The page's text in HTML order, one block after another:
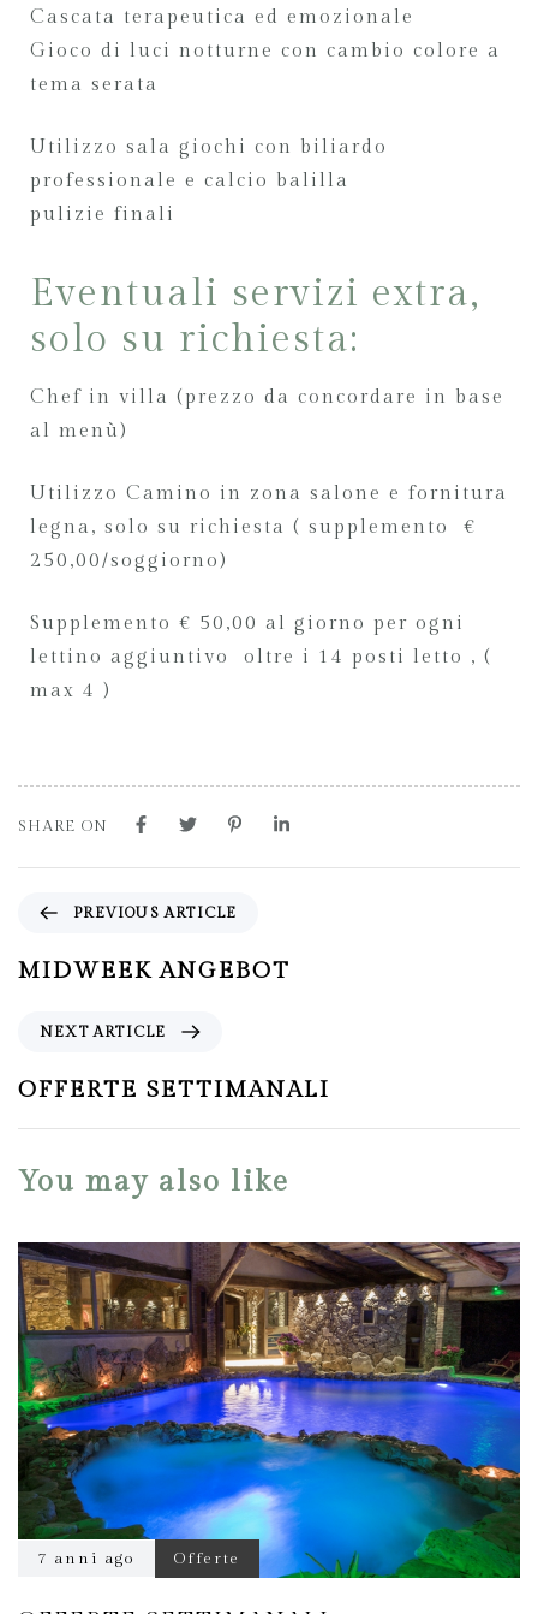
Cascata terapeutica ed emozionale
Gioco di luci notturne con cambio colore a
tema serata
Utilizzo sala giochi con biliardo
professionale e calcio balilla
pulizie finali
Eventuali servizi extra,
solo su richiesta:
Chef in villa (prezzo da concordare in base
al menù)
Utilizzo Camino in zona salone e fornitura
legna, solo su richiesta ( supplemento €
250,00/soggiorno)
Supplemento € 50,00 al giorno per ogni
lettino aggiuntivo oltre i 14 posti letto , (
max 4 )
SHARE ON
PREVIOUS ARTICLE
MIDWEEK ANGEBOT
NEXT ARTICLE
OFFERTE SETTIMANALI
You may also like
7 anni ago Offerte